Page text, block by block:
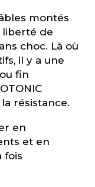
montés
liberté de
choc. Là où
il y a une
fin
la résistance.
en
et en
fois